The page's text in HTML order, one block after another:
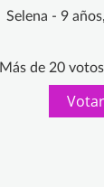
Selena - 9
Más de 20
Votar